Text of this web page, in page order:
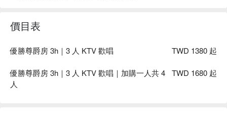
價目表
優勝尊爵房 3h｜3 人 KTV 歡唱 TWD 1380 起
優勝尊爵房 3h｜3 人 KTV 歡唱｜加購一人共 4
人
TWD 1680 起